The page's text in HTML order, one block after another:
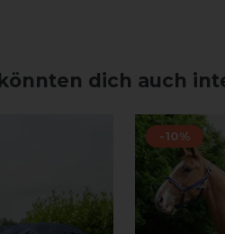
dich auch
-10%